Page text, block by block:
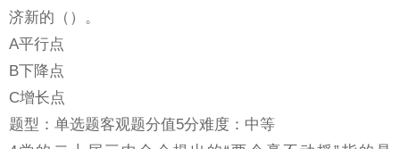
济新的（）。
A平行点
B下降点
C增长点
题型：单选题客观题分值5分难度：中等